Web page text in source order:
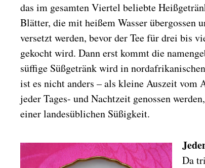
das im gesamten Viertel beliebte
Blätter, die mit heißem Wasser übergossen
versetzt werden, bevor der Tee für drei bis
gekocht wird. Dann erst kommt die
süffige Süßgetränk wird in
ist es nicht anders – als kleine Auszeit vom
jeder Tages- und Nachtzeit genossen
einer landesüblichen Süßigkeit.
Da